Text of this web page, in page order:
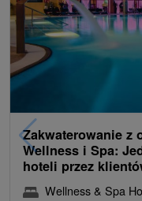
Zakwaterowanie z
Wellness i Spa:
hoteli przez
Wellness & Spa